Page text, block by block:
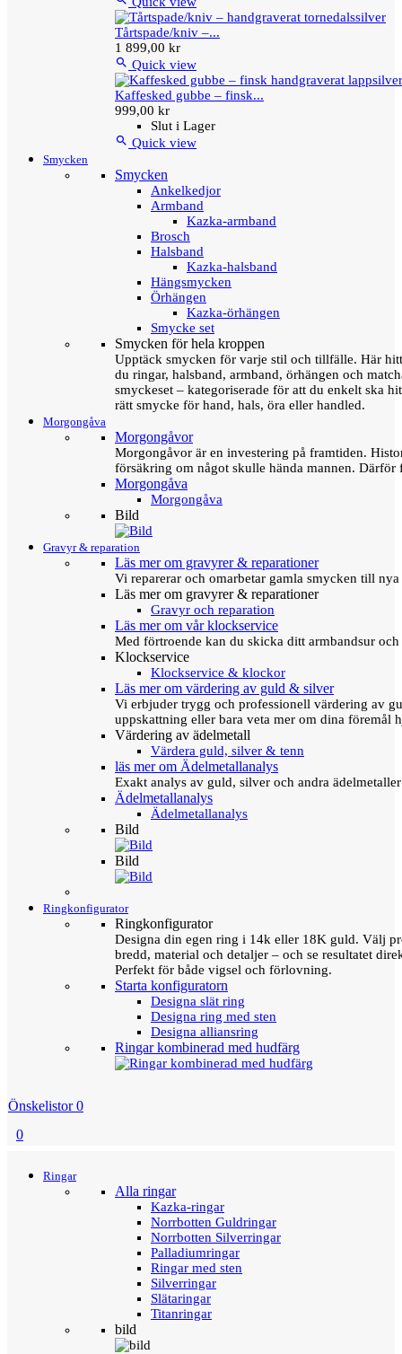
Tårtspade/kniv –...
1 899,00 kr
 Quick view
Kaffesked gubbe – finsk...
999,00 kr
Slut i Lager
 Quick view
Smycken
Smycken
Ankelkedjor
Armband
Kazka-armband
Brosch
Halsband
Kazka-halsband
Hängsmycken
Örhängen
Kazka-örhängen
Smycke set
Smycken för hela kroppen
Upptäck smycken för varje stil och tillfälle. Här
du ringar, halsband, armband, örhängen och
smyckeset – kategoriserade för att du enkelt ska
rätt smycke för hand, hals, öra eller handled.
Morgongåva
Morgongåvor
Morgongåvor är en investering på framtiden.
försäkring om något skulle hända mannen.
Morgongåva
Morgongåva
Bild
Gravyr & reparation
Läs mer om gravyrer & reparationer
Vi reparerar och omarbetar gamla smycken till
Läs mer om gravyrer & reparationer
Gravyr och reparation
Läs mer om vår klockservice
Med förtroende kan du skicka ditt armbandsur
Klockservice
Klockservice & klockor
Läs mer om värdering av guld & silver
Vi erbjuder trygg och professionell värdering av
uppskattning eller bara veta mer om dina föremål
Värdering av ädelmetall
Värdera guld, silver & tenn
läs mer om Ädelmetallanalys
Exakt analys av guld, silver och andra
Ädelmetallanalys
Ädelmetallanalys
Bild
Bild
Ringkonfigurator
Ringkonfigurator
Designa din egen ring i 14k eller 18K guld. Välj
bredd, material och detaljer – och se resultatet
Perfekt för både vigsel och förlovning.
Starta konfiguratorn
Designa slät ring
Designa ring med sten
Designa alliansring
Ringar kombinerad med hudfärg
Önskelistor 0
0
Ringar
Alla ringar
Kazka-ringar
Norrbotten Guldringar
Norrbotten Silverringar
Palladiumringar
Ringar med sten
Silverringar
Slätaringar
Titanringar
bild